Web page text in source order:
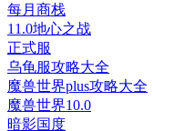
每月商栈
11.0地心之战
正式服
乌龟服攻略大全
魔兽世界plus攻略大全
魔兽世界10.0
暗影国度